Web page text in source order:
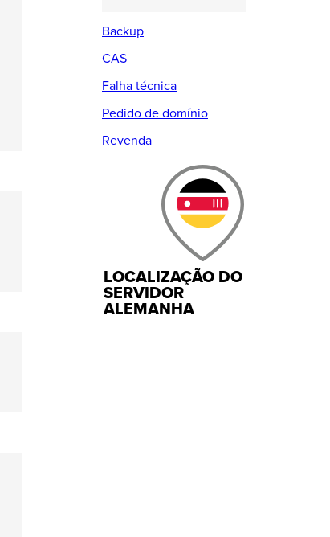
Backup
CAS
Falha técnica
Pedido de domínio
Revenda
LOCALIZAÇÃO DO
SERVIDOR
ALEMANHA